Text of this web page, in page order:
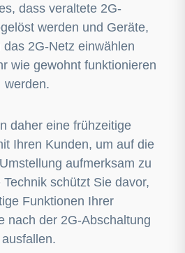
dass veraltete 2G-
werden und Geräte,
2G-Netz einwählen
wie gewohnt funktionieren
werden.
daher eine frühzeitige
Ihren Kunden, um auf die
aufmerksam zu
schützt Sie davor,
Funktionen Ihrer
nach der 2G-Abschaltung
ausfallen.